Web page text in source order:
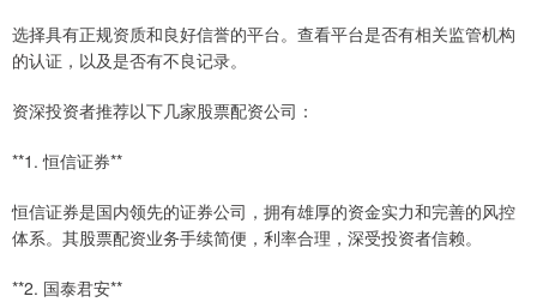
选择具有正规资质和良好信誉的平台。查看平台是否有相关监管机构
的认证，以及是否有不良记录。
资深投资者推荐以下几家股票配资公司：
**1. 恒信证券**
恒信证券是国内领先的证券公司，拥有雄厚的资金实力和完善的风控
体系。其股票配资业务手续简便，利率合理，深受投资者信赖。
**2. 国泰君安**